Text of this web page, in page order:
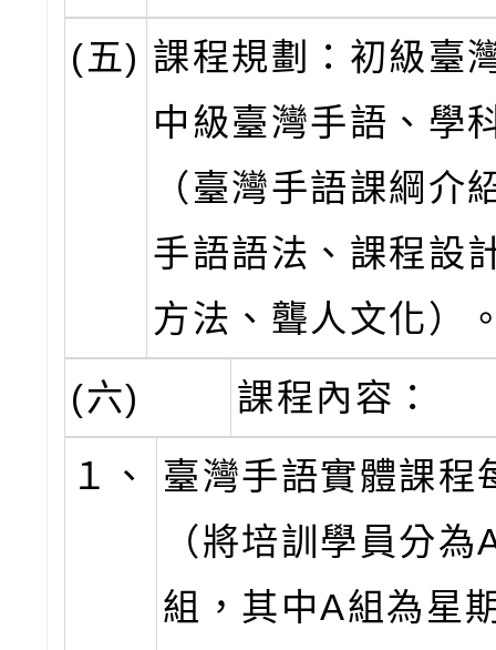
(五) 課程規劃：初級臺
中級臺灣手語、學
（臺灣手語課綱介
手語語法、課程設
方法、聾人文化）
(六)
課程內容：
１、
臺灣手語實體課程
（將培訓學員分為
組，其中A組為星